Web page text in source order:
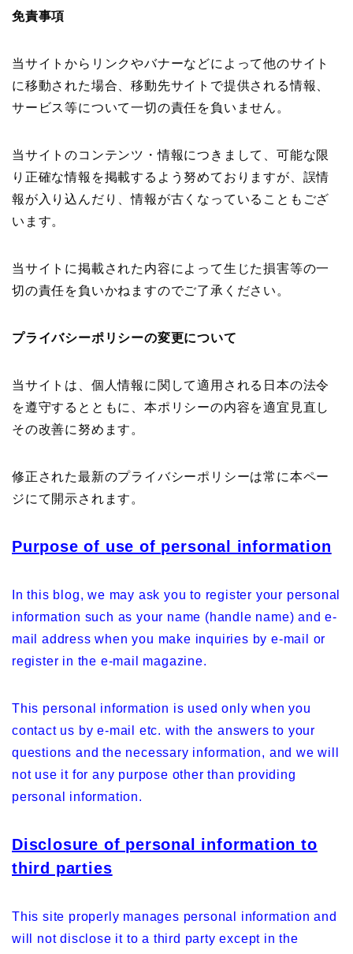
免責事項
当サイトからリンクやバナーなどによって他のサイト
に移動された場合、移動先サイトで提供される情報、
サービス等について一切の責任を負いません。
当サイトのコンテンツ・情報につきまして、可能な限
り正確な情報を掲載するよう努めておりますが、誤情
報が入り込んだり、情報が古くなっていることもござ
います。
当サイトに掲載された内容によって生じた損害等の一
切の責任を負いかねますのでご了承ください。
プライバシーポリシーの変更について
当サイトは、個人情報に関して適用される日本の法令
を遵守するとともに、本ポリシーの内容を適宜見直し
その改善に努めます。
修正された最新のプライバシーポリシーは常に本ペー
ジにて開示されます。
Purpose of use of personal information
In this blog, we may ask you to register your personal
information such as your name (handle name) and e-
mail address when you make inquiries by e-mail or
register in the e-mail magazine.
This personal information is used only when you
contact us by e-mail etc. with the answers to your
questions and the necessary information, and we will
not use it for any purpose other than providing
personal information.
Disclosure of personal information to
third parties
This site properly manages personal information and
will not disclose it to a third party except in the